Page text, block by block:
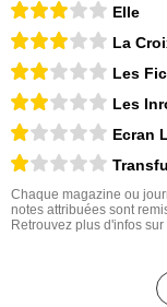
Elle
La
Les
Les
Ecran
Chaque magazine ou
notes attribuées sont
Retrouvez plus d'infos